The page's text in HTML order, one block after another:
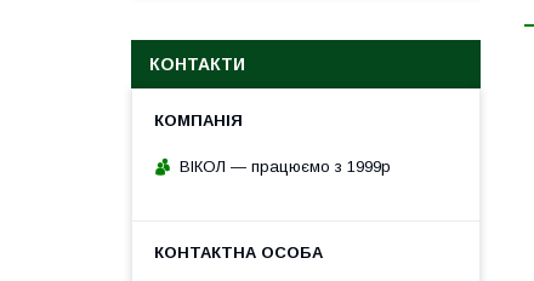
КОНТАКТИ
ВІКОЛ — працюємо з 1999p